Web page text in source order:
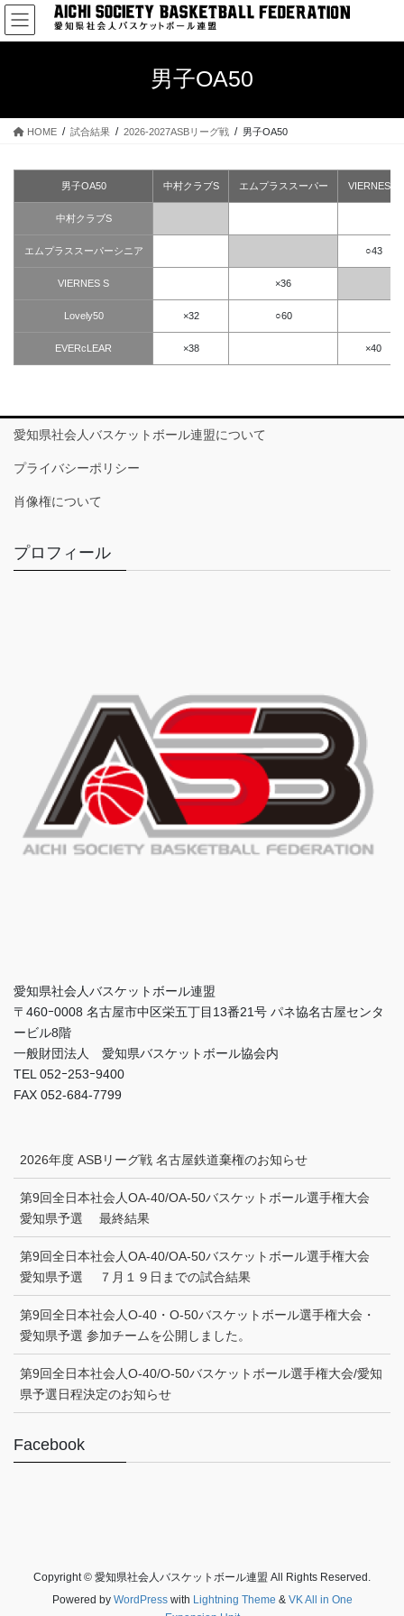
コ
ン
テ
ス
ナ
ビ
ゲ
ン
男子OA50
HOME 試合結果 2026-2027ASBリーグ戦 男子OA50
男子OA50 中村クラブS エムプラススーパー VIERNES S
中村クラブS
エムプラススーパーシニア ○43
VIERNES S ×36
Lovely50 ×32 ○60
EVERcLEAR ×38 ×40
愛知県社会人バスケットボール連盟について
プライバシーポリシー
肖像権について
プロフィール
愛知県社会人バスケットボール連盟
〒460ｰ0008 名古屋市中区栄五丁目13番21号 パネ協名古屋センタ
ービル8階
一般財団法人 愛知県バスケットボール協会内
TEL 052ｰ253ｰ9400
FAX 052-684-7799
2026年度 ASBリーグ戦 名古屋鉄道棄権のお知らせ
第9回全日本社会人OA-40/OA-50バスケットボール選手権大会
愛知県予選 最終結果
第9回全日本社会人OA-40/OA-50バスケットボール選手権大会
愛知県予選 ７月１９日までの試合結果
第9回全日本社会人O-40・O-50バスケットボール選手権大会・
愛知県予選 参加チームを公開しました。
第9回全日本社会人O-40/O-50バスケットボール選手権大会/愛知
県予選日程決定のお知らせ
Facebook
Copyright © 愛知県社会人バスケットボール連盟 All Rights Reserved.
Powered by WordPresswith Lightning Theme & VK All in One